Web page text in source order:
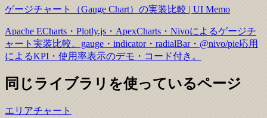
ゲージチャート（Gauge Chart）の実装比較 | UI Memo
Apache ECharts・Plotly.js・ApexCharts・Nivoによるゲージチ
ャート実装比較。gauge・indicator・radialBar・@nivo/pie応用
によるKPI・使用率表示のデモ・コード付き。
同じライブラリを使っているページ
エリアチャート